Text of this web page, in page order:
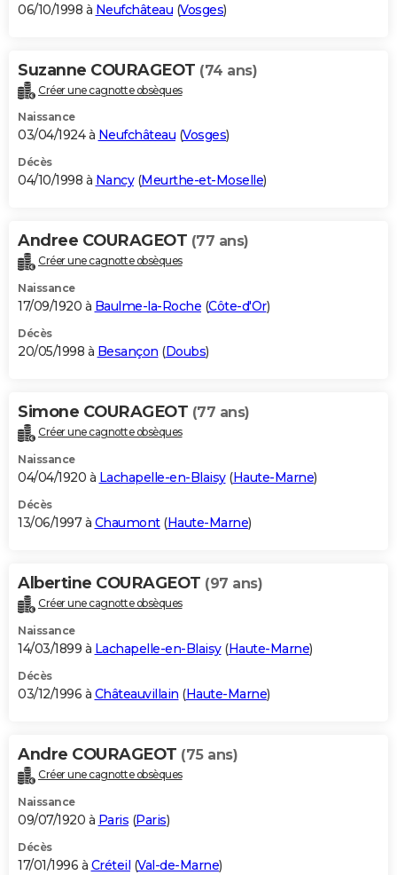
06/10/1998 à Neufchâteau (Vosges)
Suzanne COURAGEOT (74 ans)
Créer une cagnotte obsèques
Naissance
03/04/1924 à Neufchâteau (Vosges)
Décès
04/10/1998 à Nancy(Meurthe-et-Moselle)
Andree COURAGEOT (77 ans)
Créer une cagnotte obsèques
Naissance
17/09/1920 à Baulme-la-Roche (Côte-d'Or)
Décès
20/05/1998 à Besançon (Doubs)
Simone COURAGEOT (77 ans)
Créer une cagnotte obsèques
Naissance
04/04/1920 à Lachapelle-en-Blaisy(Haute-Marne)
Décès
13/06/1997 à Chaumont(Haute-Marne)
Albertine COURAGEOT (97 ans)
Créer une cagnotte obsèques
Naissance
14/03/1899 à Lachapelle-en-Blaisy(Haute-Marne)
Décès
03/12/1996 à Châteauvillain (Haute-Marne)
Andre COURAGEOT (75 ans)
Créer une cagnotte obsèques
Naissance
09/07/1920 à Paris (Paris)
Décès
17/01/1996 à Créteil (Val-de-Marne)